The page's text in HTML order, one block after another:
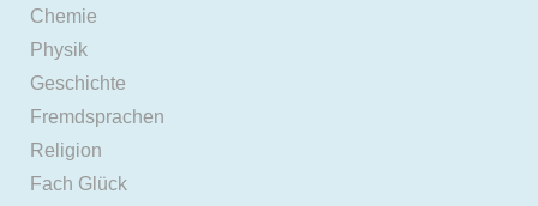
Chemie
Physik
Geschichte
Fremdsprachen
Religion
Fach Glück